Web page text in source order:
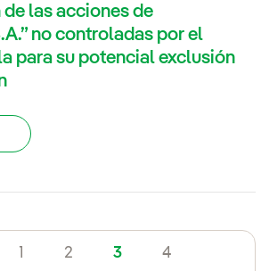
las acciones de
no controladas por el
para su potencial exclusión
1 2 3 4